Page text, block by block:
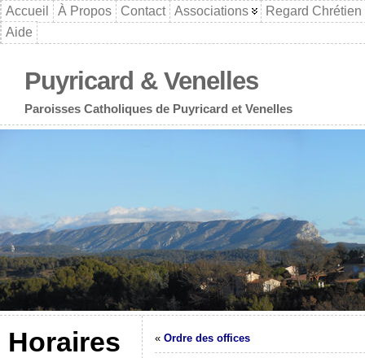
Accueil À Propos Contact Associations
Regard Chrétien
Aide
Puyricard & Venelles
Paroisses Catholiques de Puyricard et Venelles
Horaires
« Ordre des offices